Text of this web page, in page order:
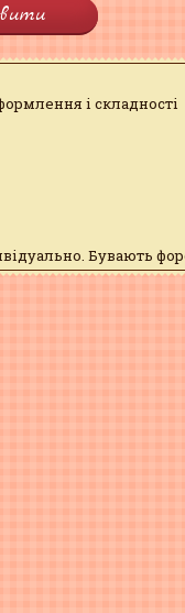
і складності
Бувають